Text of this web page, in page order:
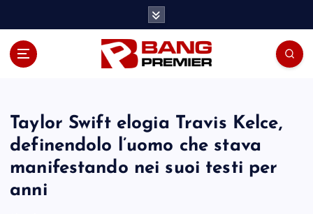
Taylor Swift elogia Travis Kelce,
definendolo l’uomo che stava
manifestando nei suoi testi per
anni